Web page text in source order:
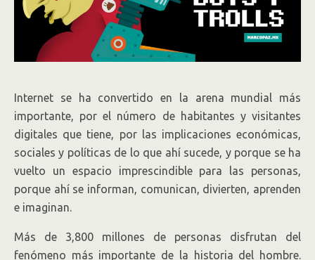
Internet se ha convertido en la arena mundial más
importante, por el número de habitantes y visitantes
digitales que tiene, por las implicaciones económicas,
sociales y políticas de lo que ahí sucede, y porque se ha
vuelto un espacio imprescindible para las personas,
porque ahí se informan, comunican, divierten, aprenden
e imaginan.
Más de 3,800 millones de personas disfrutan del
fenómeno más importante de la historia del hombre.